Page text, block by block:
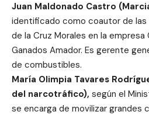
Juan Maldonado Castro
identificado como coautor de las
de la Cruz Morales en la
Ganados Amador. Es gerente
de combustibles.
María Olimpia Tavares
del narcotráfico), según el
se encarga de movilizar grandes